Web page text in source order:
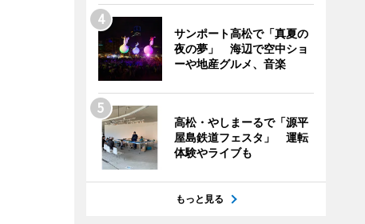
サンポート高松で「真夏の
夜の夢」 海辺で空中ショ
ーや地産グルメ、音楽
高松・やしまーるで「源平
屋島鉄道フェスタ」 運転
体験やライブも
もっと見る